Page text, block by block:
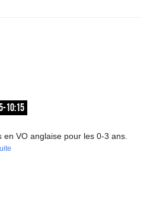
10:15
en VO anglaise pour les 0-3 ans.